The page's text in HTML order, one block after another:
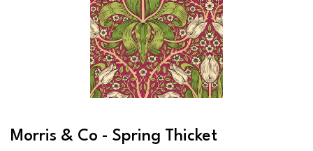
Morris & Co - Spring Thicket